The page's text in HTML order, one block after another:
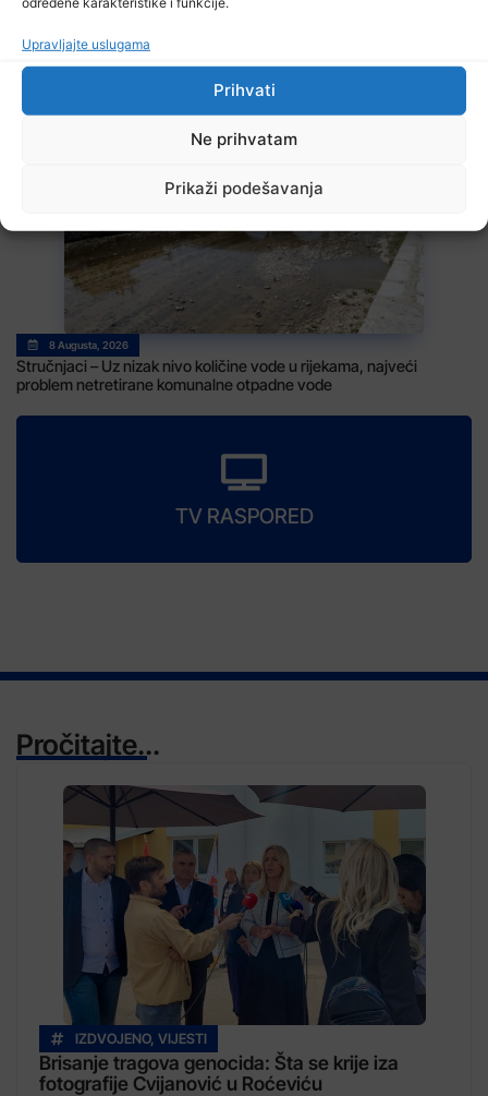
Upravljajte uslugama
Prihvati
Ne prihvatam
Prikaži podešavanja
8 Augusta, 2026
Na području Kladnja izgorjelo oko osam hektara šume
8 Augusta, 2026
Stručnjaci – Uz nizak nivo količine vode u rijekama, najveći
problem netretirane komunalne otpadne vode
TV RASPORED
Pročitajte...
IZDVOJENO, VIJESTI
Brisanje tragova genocida: Šta se krije iza
fotografije Cvijanović u Roćeviću